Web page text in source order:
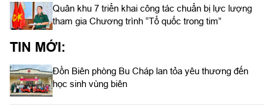
Quân khu 7 triển khai công tác chuẩn bị lực lượng
tham gia Chương trình “Tổ quốc trong tim”
TIN MỚI:
Đồn Biên phòng Bu Cháp lan tỏa yêu thương đến
học sinh vùng biên